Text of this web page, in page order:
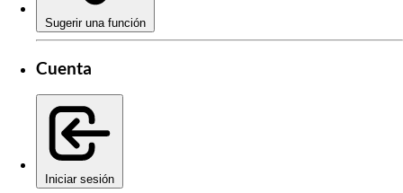
Sugerir una función
Cuenta
Iniciar sesión